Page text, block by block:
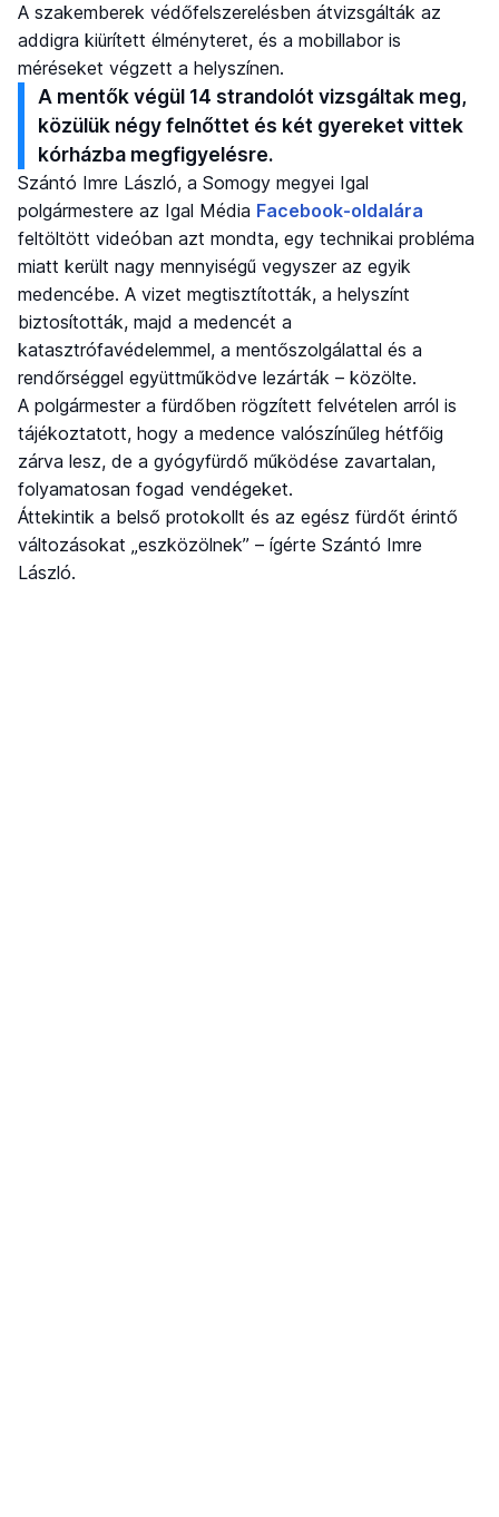
A szakemberek védőfelszerelésben átvizsgálták az
addigra kiürített élményteret, és a mobillabor is
méréseket végzett a helyszínen.
A mentők végül 14 strandolót vizsgáltak meg,
közülük négy felnőttet és két gyereket vittek
kórházba megfigyelésre.
Szántó Imre László, a Somogy megyei Igal
polgármestere az Igal Média Facebook-oldalára
feltöltött videóban azt mondta, egy technikai probléma
miatt került nagy mennyiségű vegyszer az egyik
medencébe. A vizet megtisztították, a helyszínt
biztosították, majd a medencét a
katasztrófavédelemmel, a mentőszolgálattal és a
rendőrséggel együttműködve lezárták – közölte.
A polgármester a fürdőben rögzített felvételen arról is
tájékoztatott, hogy a medence valószínűleg hétfőig
zárva lesz, de a gyógyfürdő működése zavartalan,
folyamatosan fogad vendégeket.
Áttekintik a belső protokollt és az egész fürdőt érintő
változásokat „eszközölnek” – ígérte Szántó Imre
László.